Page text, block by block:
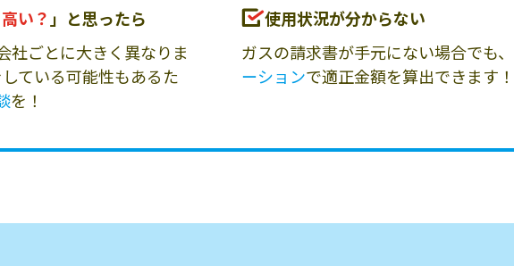
い？ 」と思ったら
社ごとに大きく異なりま
ている可能性もあるた
を！
使用状況が分からない
ガスの請求書が手元にない場合でも、
ーションで適正金額を算出できます！